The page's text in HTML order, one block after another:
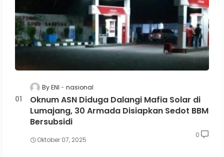
By ENI nasional
Oknum ASN Diduga Dalangi Mafia Solar di
Lumajang, 30 Armada Disiapkan Sedot BBM
Bersubsidi
Oktober 07, 2025
0